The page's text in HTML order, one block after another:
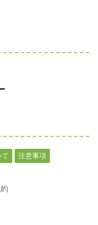
注意事項